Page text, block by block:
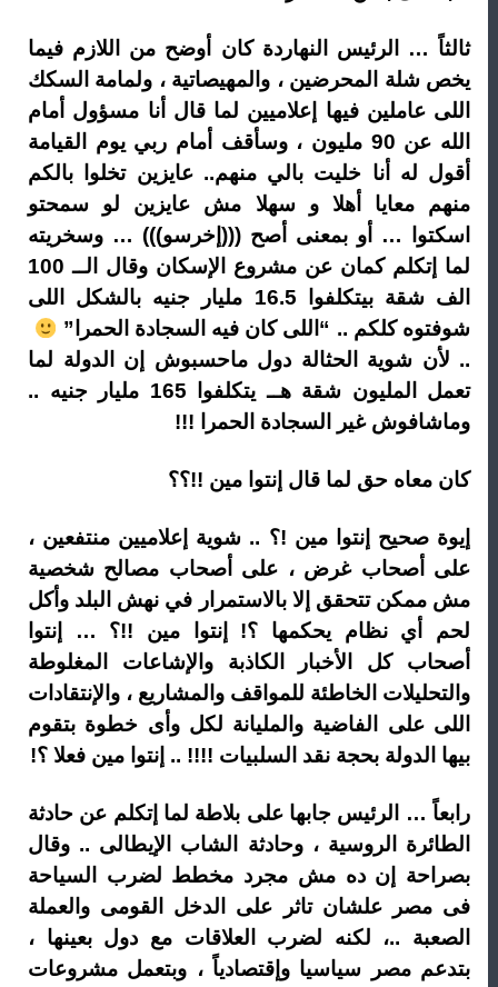
ثالثاً … الرئيس النهاردة كان أوضح من اللازم فيما
يخص شلة المحرضين ، والمهيصاتية ، ولمامة السكك
اللى عاملين فيها إعلاميين لما قال أنا مسؤول أمام
الله عن 90 مليون ، وسأقف أمام ربي يوم القيامة
أقول له أنا خليت بالي منهم.. عايزين تخلوا بالكم
منهم معايا أهلا و سهلا مش عايزين لو سمحتو
اسكتوا … أو بمعنى أصح (((إخرسو))) … وسخريته
لما إتكلم كمان عن مشروع الإسكان وقال الــ 100
الف شقة بيتكلفوا 16.5 مليار جنيه بالشكل اللى
شوفتوه كلكم .. “اللى كان فيه السجادة الحمرا”
.. لأن شوية الحثالة دول ماحسبوش إن الدولة لما
تعمل المليون شقة هــ يتكلفوا 165 مليار جنيه ..
وماشافوش غير السجادة الحمرا !!!
كان معاه حق لما قال إنتوا مين !!؟؟
إيوة صحيح إنتوا مين !؟ .. شوية إعلاميين منتفعين ،
على أصحاب غرض ، على أصحاب مصالح شخصية
مش ممكن تتحقق إلا بالاستمرار في نهش البلد وأكل
لحم أي نظام يحكمها ؟! إنتوا مين !!؟ … إنتوا
أصحاب كل الأخبار الكاذبة والإشاعات المغلوطة
والتحليلات الخاطئة للمواقف والمشاريع ، والإنتقادات
اللى على الفاضية والمليانة لكل وأى خطوة بتقوم
بيها الدولة بحجة نقد السلبيات !!!! .. إنتوا مين فعلا ؟!
رابعاً … الرئيس جابها على بلاطة لما إتكلم عن حادثة
الطائرة الروسية ، وحادثة الشاب الإيطالى .. وقال
بصراحة إن ده مش مجرد مخطط لضرب السياحة
فى مصر علشان تاثر على الدخل القومى والعملة
الصعبة ..، لكنه لضرب العلاقات مع دول بعينها ،
بتدعم مصر سياسيا وإقتصادياً ، وبتعمل مشروعات